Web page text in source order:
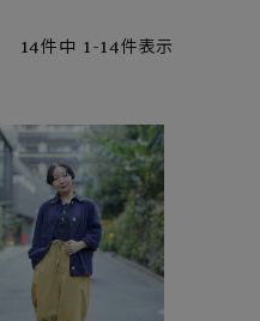
アミアカルヴァ
14件中 1-14件表示